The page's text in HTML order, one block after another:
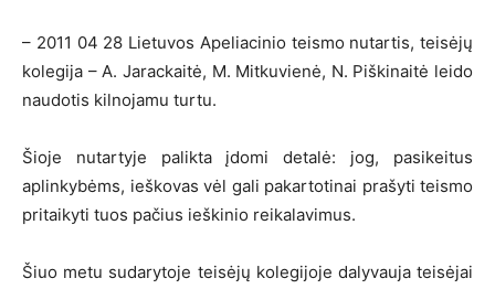
– 2011 04 28 Lietuvos Apeliacinio teismo nutartis, teisėjų
kolegija – A. Jarackaitė, M. Mitkuvienė, N. Piškinaitė leido
naudotis kilnojamu turtu.
Šioje nutartyje palikta įdomi detalė: jog, pasikeitus
aplinkybėms, ieškovas vėl gali pakartotinai prašyti teismo
pritaikyti tuos pačius ieškinio reikalavimus.
Šiuo metu sudarytoje teisėjų kolegijoje dalyvauja teisėjai